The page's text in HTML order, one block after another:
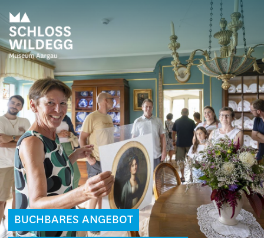
BUCHBARES ANGEBOT